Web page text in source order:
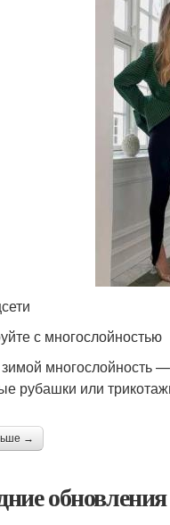
с многослойностью
многослойность
рубашки или
→